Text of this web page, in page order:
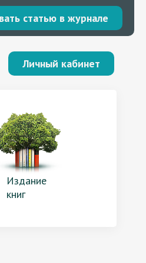
статью в журнале
Личный кабинет
Издание
книг